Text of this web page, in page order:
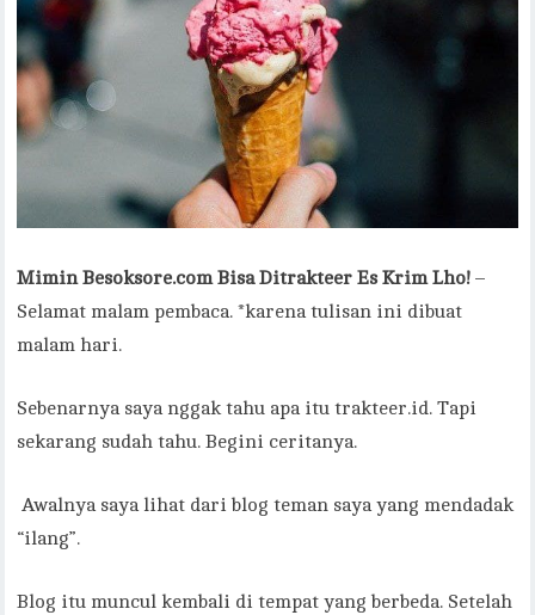
Mimin Besoksore.com Bisa Ditrakteer Es Krim Lho! –
Selamat malam pembaca. *karena tulisan ini dibuat
malam hari.
Sebenarnya saya nggak tahu apa itu trakteer.id. Tapi
sekarang sudah tahu. Begini ceritanya.
Awalnya saya lihat dari blog teman saya yang mendadak
“ilang”.
Blog itu muncul kembali di tempat yang berbeda. Setelah